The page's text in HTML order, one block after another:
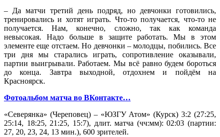
– Да матчи третий день подряд, но девчонки готовились,
тренировались и хотят играть. Что-то получается, что-то не
получается. Нам, конечно, сложно, так как команда
невысокая. Надо больше в защите работать. Мы в этом
элементе еще отстаем. Но девчонки – молодцы, побились. Все
три дня мы старались играть, сопротивление оказывали,
партии выигрывали. Работаем. Мы всё равно будем бороться
до конца. Завтра выходной, отдохнем и пойдём на
Красноярск.
Фотоальбом матча во ВКонтакте…
«Северянка» (Череповец) – «ЮЗГУ Атом» (Курск) 3:2 (27:25,
25:14, 18:25, 21:25, 15:7), длит. матча (чч:мм): 02:03 (партии:
27, 20, 23, 24, 13 мин.), 600 зрителей.